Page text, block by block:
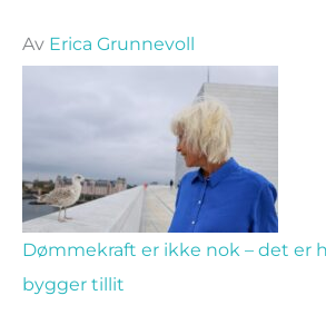
Av Erica Grunnevoll
Dømmekraft er ikke nok – det er
bygger tillit